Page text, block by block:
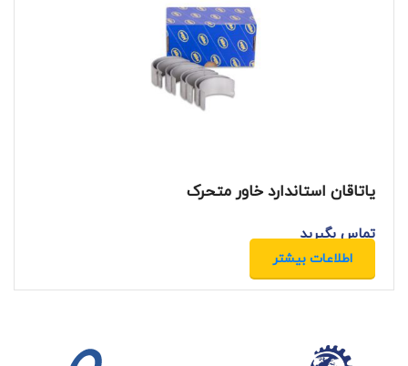
یاتاقان استاندارد خاور متحرک
تماس بگیرید
اطلاعات بیشتر